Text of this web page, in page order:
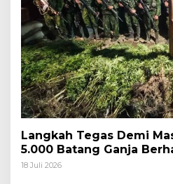
Langkah Tegas Demi
5.000 Batang Ganja
Koops TNI Habema
18 Juli 2026